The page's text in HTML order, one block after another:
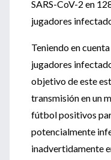
SARS-CoV-2 en
jugadores
Teniendo en
jugadores
objetivo de este
transmisión en un
fútbol positivos
potencialmente
inadvertidamente